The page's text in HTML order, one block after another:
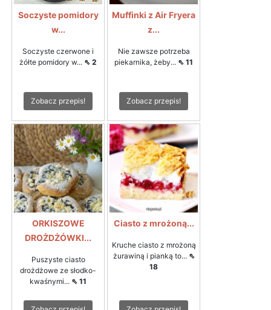
Soczyste pomidory
w...
Soczyste czerwone i
żółte pomidory w... ⇖ 2
Zobacz przepis!
Muffinki z Air Fryera
z...
Nie zawsze potrzeba
piekarnika, żeby... ⇖ 11
Zobacz przepis!
ORKISZOWE
DROŻDŻÓWKI...
Puszyste ciasto
drożdżowe ze słodko-
kwaśnymi... ⇖ 11
Ciasto z mrożoną...
Kruche ciasto z mrożoną
żurawiną i pianką to... ⇖
18